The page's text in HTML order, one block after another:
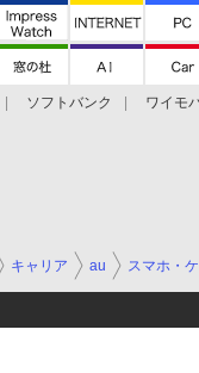
ソフトバンク
ワイモ
キャリア au スマホ・